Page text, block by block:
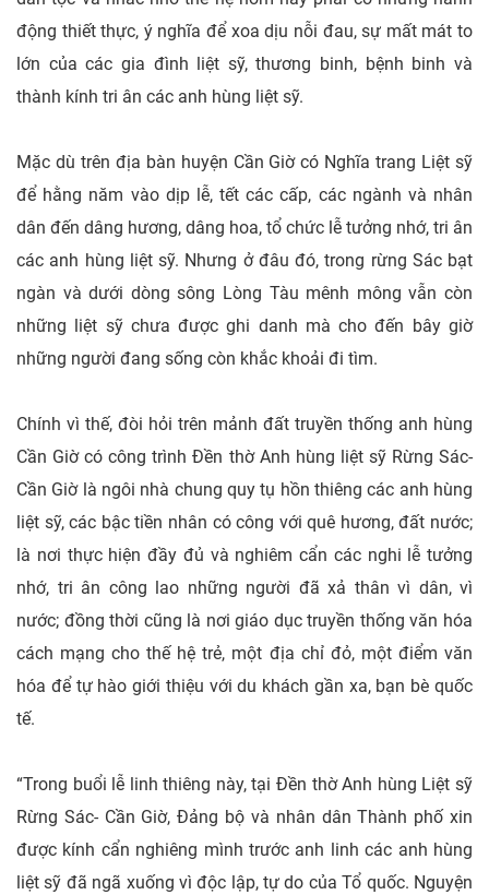
động thiết thực, ý nghĩa để xoa dịu nỗi đau, sự mất mát to
lớn của các gia đình liệt sỹ, thương binh, bệnh binh và
thành kính tri ân các anh hùng liệt sỹ.
Mặc dù trên địa bàn huyện Cần Giờ có Nghĩa trang Liệt sỹ
để hằng năm vào dịp lễ, tết các cấp, các ngành và nhân
dân đến dâng hương, dâng hoa, tổ chức lễ tưởng nhớ, tri ân
các anh hùng liệt sỹ. Nhưng ở đâu đó, trong rừng Sác bạt
ngàn và dưới dòng sông Lòng Tàu mênh mông vẫn còn
những liệt sỹ chưa được ghi danh mà cho đến bây giờ
những người đang sống còn khắc khoải đi tìm.
Chính vì thế, đòi hỏi trên mảnh đất truyền thống anh hùng
Cần Giờ có công trình Đền thờ Anh hùng liệt sỹ Rừng Sác-
Cần Giờ là ngôi nhà chung quy tụ hồn thiêng các anh hùng
liệt sỹ, các bậc tiền nhân có công với quê hương, đất nước;
là nơi thực hiện đầy đủ và nghiêm cẩn các nghi lễ tưởng
nhớ, tri ân công lao những người đã xả thân vì dân, vì
nước; đồng thời cũng là nơi giáo dục truyền thống văn hóa
cách mạng cho thế hệ trẻ, một địa chỉ đỏ, một điểm văn
hóa để tự hào giới thiệu với du khách gần xa, bạn bè quốc
tế.
“Trong buổi lễ linh thiêng này, tại Đền thờ Anh hùng Liệt sỹ
Rừng Sác- Cần Giờ, Đảng bộ và nhân dân Thành phố xin
được kính cẩn nghiêng mình trước anh linh các anh hùng
liệt sỹ đã ngã xuống vì độc lập, tự do của Tổ quốc. Nguyện